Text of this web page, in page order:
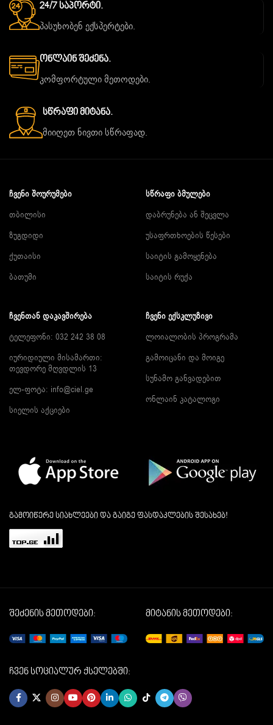
24/7 Საპორტი.
პასუხობენ ექსპერტები.
Ონლაინ Შეძენა.
კომფორტული მეთოდები.
Სწრაფი Მიტანა.
მიიღეთ ნივთი სწრაფად.
ᲩᲕᲔᲜᲘ ᲨᲝᲣᲠᲣᲛᲔᲑᲘ
თბილისი
ზუგდიდი
ქუთაისი
ბათუმი
ᲡᲬᲠᲐᲤᲘ ᲑᲛᲣᲚᲔᲑᲘ
დაბრუნება ან შეცვლა
უსაფრთხოების წესები
საიტის გამოყენება
საიტის რუქა
ᲩᲕᲔᲜᲗᲐᲜ ᲓᲐᲙᲐᲕᲨᲘᲠᲔᲑᲐ
ტელეფონი: 032 242 38 08
იურიდიული მისამართი:
თევდორე მღვდლის 13
ელ-ფოტა: info@ciel.ge
სიელის აქციები
ᲩᲕᲔᲜᲘ ᲔᲥᲡᲙᲚᲣᲖᲘᲕᲘ
ლოიალობის პროგრამა
გამოიცანი და მოიგე
სუნამო განვადებით
ონლაინ კატალოგი
გამოიწერე სიახლეები და გაიგე ფასდაკლების შესახებ!
შეძენის მეთოდები: მიტანის მეთოდები:
ჩვენ სოციალურ ქსელებში: